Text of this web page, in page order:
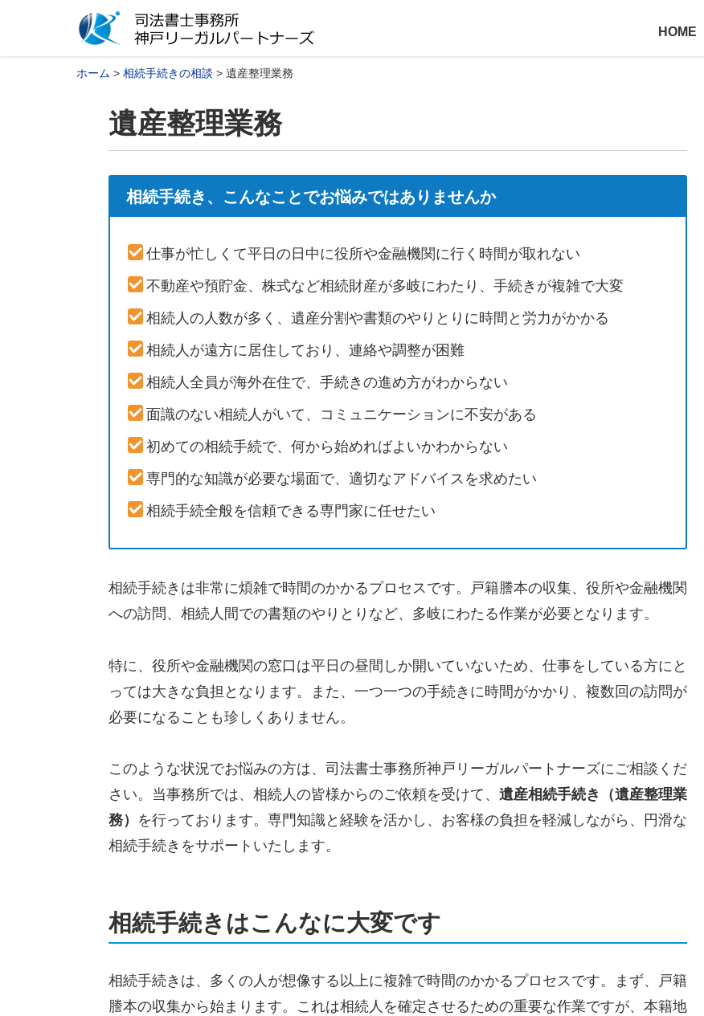
HOME
ホーム 相続手続きの相談 遺産整理業務
遺産整理業務
相続手続き、こんなことでお悩みではありませんか
仕事が忙しくて平日の日中に役所や金融機関に行く時間が取れない
不動産や預貯金、株式など相続財産が多岐にわたり、手続きが複雑で大変
相続人の人数が多く、遺産分割や書類のやりとりに時間と労力がかかる
相続人が遠方に居住しており、連絡や調整が困難
相続人全員が海外在住で、手続きの進め方がわからない
面識のない相続人がいて、コミュニケーションに不安がある
初めての相続手続で、何から始めればよいかわからない
専門的な知識が必要な場面で、適切なアドバイスを求めたい
相続手続全般を信頼できる専門家に任せたい
相続手続きは非常に煩雑で時間のかかるプロセスです。戸籍謄本の収集、役所や金融機関
への訪問、相続人間での書類のやりとりなど、多岐にわたる作業が必要となります。
特に、役所や金融機関の窓口は平日の昼間しか開いていないため、仕事をしている方にと
っては大きな負担となります。また、一つ一つの手続きに時間がかかり、複数回の訪問が
必要になることも珍しくありません。
このような状況でお悩みの方は、司法書士事務所神戸リーガルパートナーズにご相談くだ
さい。当事務所では、相続人の皆様からのご依頼を受けて、 遺産相続手続き（遺産整理業
務）
を行っております。専門知識と経験を活かし、お客様の負担を軽減しながら、円滑な
相続手続きをサポートいたします。
相続手続きはこんなに大変です
相続手続きは、多くの人が想像する以上に複雑で時間のかかるプロセスです。まず、戸籍
謄本の収集から始まります。これは相続人を確定させるための重要な作業ですが、本籍地